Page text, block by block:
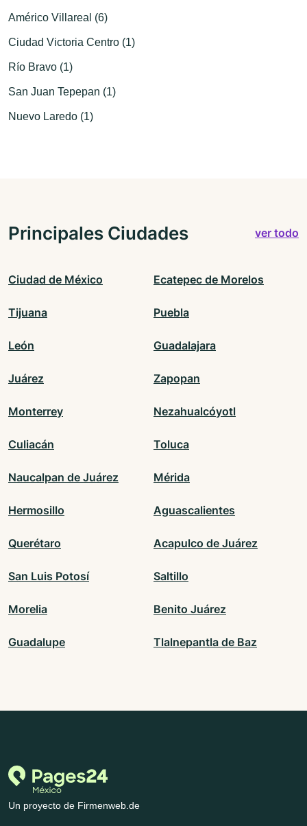
Américo Villareal (6)
Ciudad Victoria Centro (1)
Río Bravo (1)
San Juan Tepepan (1)
Nuevo Laredo (1)
Principales Ciudades ver todo
Ciudad de México Ecatepec de Morelos
Tijuana Puebla
León Guadalajara
Juárez Zapopan
Monterrey Nezahualcóyotl
Culiacán Toluca
Naucalpan de Juárez Mérida
Hermosillo Aguascalientes
Querétaro Acapulco de Juárez
San Luis Potosí Saltillo
Morelia Benito Juárez
Guadalupe Tlalnepantla de Baz
Un proyecto de Firmenweb.de